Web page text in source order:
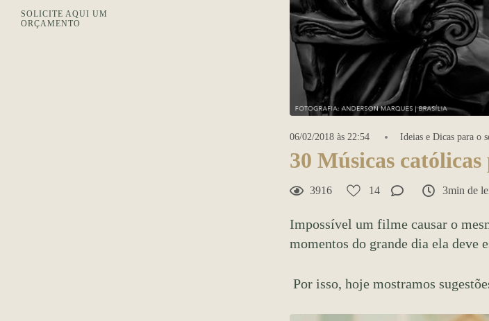
SOLICITE AQUI UM
ORÇAMENTO
06/02/2018 às 22:54 Ideias e Dicas para o
30 Músicas
3916 14 3min de
Impossível um filme causar o
momentos do grande dia ela deve
Por isso, hoje mostramos